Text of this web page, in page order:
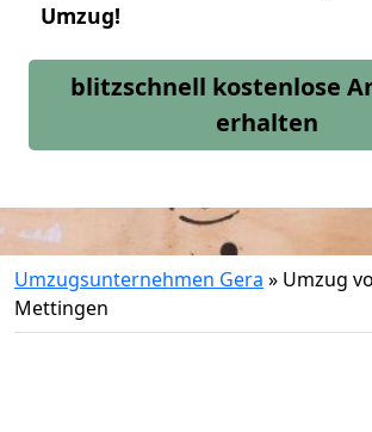
Umzug!
blitzschnell kostenlose
erhalten
Umzugsunternehmen Gera » Umzug
Mettingen